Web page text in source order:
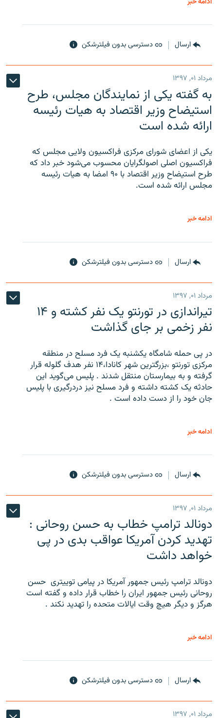
ارسال دسترسی بدون فیلترشکن
مرداد ۰۱, ۱۳۹۷
به گفته یکی از نمایندگان مجلس، طرح
استیضاح وزیر اقتصاد به هیات رئیسه
ارائه شده است
یکی از اعضای شورای مرکزی فراکسیون ولایی مجلس که
فراکسیون اصلی اصولگرایان محسوب می‌شود خبر داد که
طرح استیضاح وزیر اقتصاد با ۹۰ امضا به هیات رئیسه
مجلس ارائه شده است.
ادامه خبر
ارسال دسترسی بدون فیلترشکن
مرداد ۰۱, ۱۳۹۷
تیراندازی در تورنتو یک نفر کشته و ۱۴
نفر زخمی بر جای گذاشت
در پی حمله شامگاه یکشنبه یک فرد مسلح در منطقه
مرکزی تورنتو ،‌بزرگترین شهر کانادا،۱۴ نفر هدف گلوله قرار
گرفته و به بیمارستان منتقل شدند . پلیس می‌گوید این
حادثه یک کشته داشته و فرد مسلح نیز دردرگیری با پلیس
جان خود را از دست داده است .
ادامه خبر
ارسال دسترسی بدون فیلترشکن
مرداد ۰۱, ۱۳۹۷
دونالد ترامپ خطاب به حسن روحانی :
تهدید کردن آمریکا عواقب بدی در پی
خواهد داشت
دونالد ترامپ رئیس جمهور آمریکا در پیامی توییتری ‌ حسن
روحانی رئیس جمهور ایران را خطاب قرار داده و گفته است
هرگز و دیگر هیچ وقت ایالات متحده را تهدید نکند .
ادامه خبر
ارسال دسترسی بدون فیلترشکن
مرداد ۰۱, ۱۳۹۷